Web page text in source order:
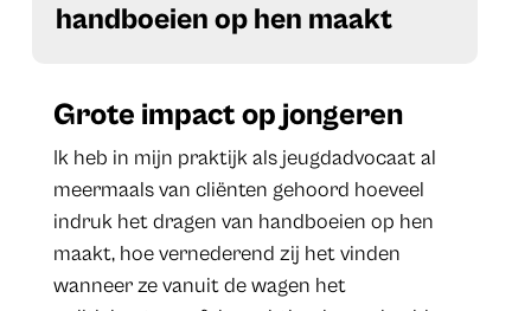
handboeien op hen maakt
Grote impact op jongeren
Ik heb in mijn praktijk als jeugdadvocaat al
meermaals van cliënten gehoord hoeveel
indruk het dragen van handboeien op hen
maakt, hoe vernederend zij het vinden
wanneer ze vanuit de wagen het